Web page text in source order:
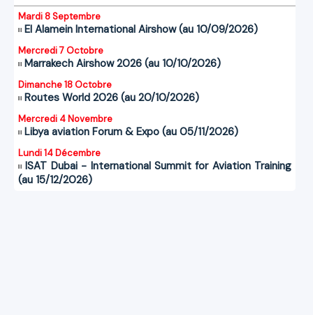
Mardi 8 Septembre
El Alamein International Airshow (au 10/09/2026)
Mercredi 7 Octobre
Marrakech Airshow 2026 (au 10/10/2026)
Dimanche 18 Octobre
Routes World 2026 (au 20/10/2026)
Mercredi 4 Novembre
Libya aviation Forum & Expo (au 05/11/2026)
Lundi 14 Décembre
ISAT Dubai - International Summit for Aviation Training
(au 15/12/2026)